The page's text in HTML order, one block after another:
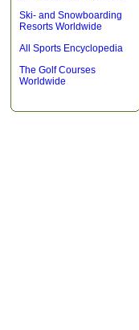
Ski- and Snowboarding
Resorts Worldwide
All Sports Encyclopedia
The Golf Courses
Worldwide